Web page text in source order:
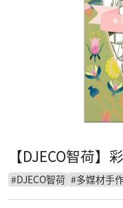
【DJECO智荷
#DJECO智荷 #多媒材手